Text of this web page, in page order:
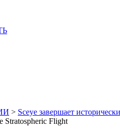
> Sceye завершает
Stratospheric Flight